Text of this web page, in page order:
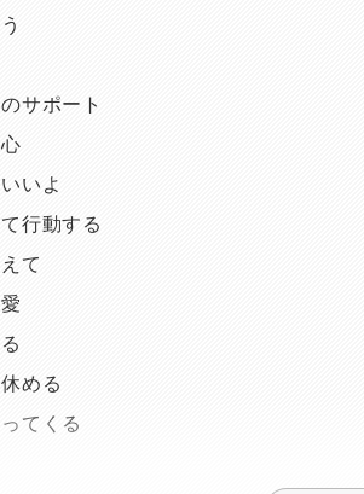
サポート
いよ
行動する
て
める
てくる